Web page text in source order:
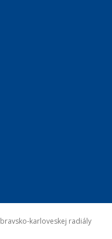
karloveskej radiály